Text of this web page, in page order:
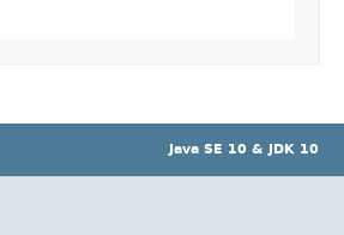
Java SE 10 & JDK 10